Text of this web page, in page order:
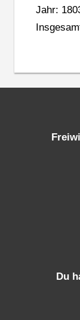
Jahr:
Du